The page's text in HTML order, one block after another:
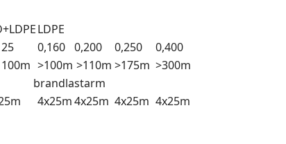
LDPE
0,160 0,200 0,250
0,400
>100m >110m >175m >300m
4x25m4x25m 4x25m 4x25m